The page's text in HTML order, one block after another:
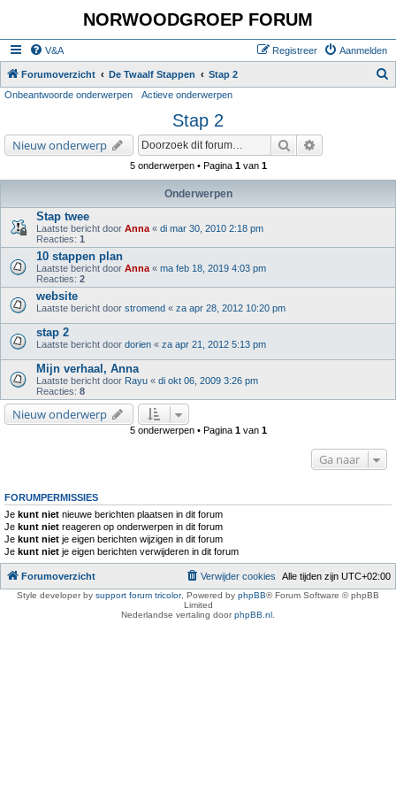
NORWOODGROEP FORUM
V&A Aanmelden
Registreer
Forumoverzicht De Twaalf Stappen Stap 2
Onbeantwoorde onderwerpen Actieve onderwerpen
Stap 2
Nieuw onderwerp Zoek
5 onderwerpen • Pagina 1van 1
Onderwerpen
Stap twee
Laatste bericht door Anna « di mar 30, 2010 2:18 pm
Reacties: 1
10 stappen plan
Laatste bericht door Anna « ma feb 18, 2019 4:03 pm
Reacties: 2
website
Laatste bericht door stromend « za apr 28, 2012 10:20 pm
stap 2
Laatste bericht door dorien « za apr 21, 2012 5:13 pm
Mijn verhaal, Anna
Laatste bericht door Rayu « di okt 06, 2009 3:26 pm
Reacties: 8
Nieuw onderwerp
5 onderwerpen • Pagina 1van 1
Ga naar
FORUMPERMISSIES
Je kunt niet nieuwe berichten plaatsen in dit forum
Je kunt niet reageren op onderwerpen in dit forum
Je kunt niet je eigen berichten wijzigen in dit forum
Je kunt niet je eigen berichten verwijderen in dit forum
Forumoverzicht Alle tijden zijn UTC+02:00
Verwijder cookies
Style developer by support forum tricolor, Powered by phpBB® Forum Software © phpBB
Limited
Nederlandse vertaling doorphpBB.nl